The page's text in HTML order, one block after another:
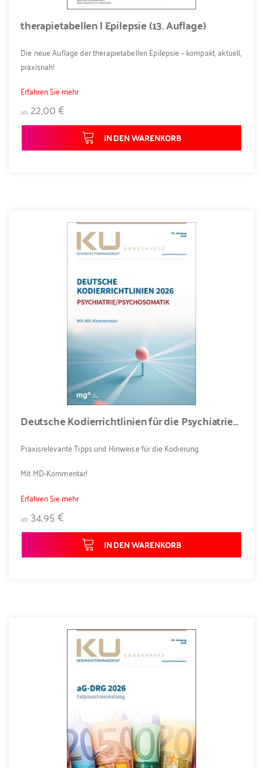
therapietabellen | Epilepsie (13. Auflage)
Die neue Auflage der therapietabellen Epilepsie – kompakt, aktuell,
praxisnah!
Erfahren Sie mehr
ab22,00 €
IN DEN WARENKORB
Deutsche Kodierrichtlinien für die Psychiatrie/Psychosomatik 2026
Praxisrelevante Tipps und Hinweise für die Kodierung.
Mit MD-Kommentar!
Erfahren Sie mehr
ab 34,95 €
IN DEN WARENKORB